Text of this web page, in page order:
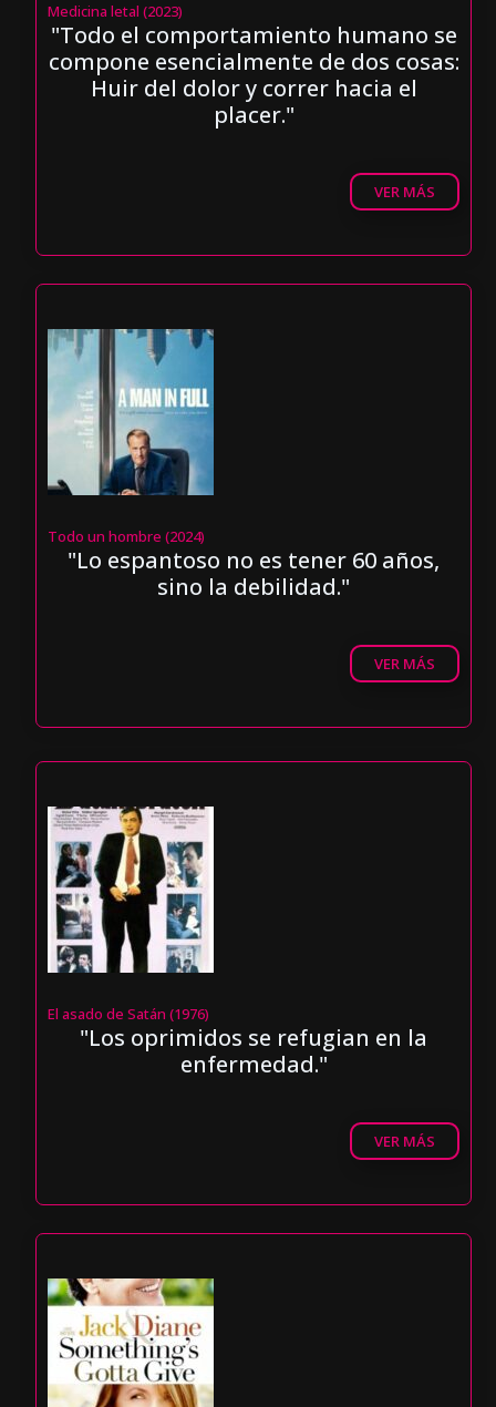
Medicina letal (2023)
"Todo el comportamiento humano se
compone esencialmente de dos cosas:
Huir del dolor y correr hacia el
placer."
VER MÁS
Todo un hombre (2024)
"Lo espantoso no es tener 60 años,
sino la debilidad."
VER MÁS
El asado de Satán (1976)
"Los oprimidos se refugian en la
enfermedad."
VER MÁS